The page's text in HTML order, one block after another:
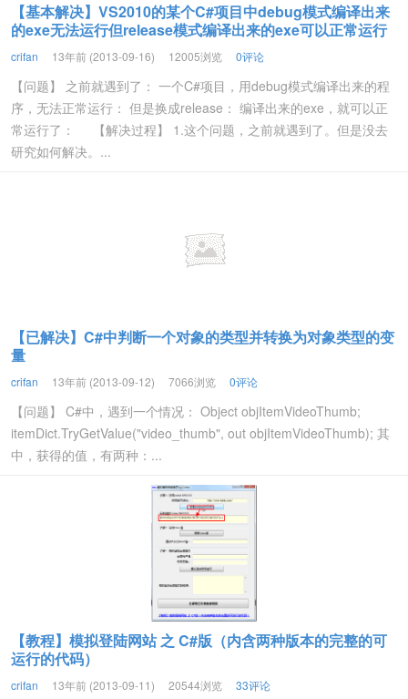
【基本解决】VS2010的某个C#项目中debug模式编译出来
的exe无法运行但release模式编译出来的exe可以正常运行
crifan 13年前 (2013-09-16) 12005浏览 0评论
【问题】 之前就遇到了： 一个C#项目，用debug模式编译出来的程
序，无法正常运行： 但是换成release： 编译出来的exe，就可以正
常运行了： 【解决过程】 1.这个问题，之前就遇到了。但是没去
研究如何解决。...
【已解决】C#中判断一个对象的类型并转换为对象类型的变
量
crifan 13年前 (2013-09-12) 7066浏览 0评论
【问题】 C#中，遇到一个情况： Object objItemVideoThumb;
itemDict.TryGetValue("video_thumb", out objItemVideoThumb); 其
中，获得的值，有两种：...
【教程】模拟登陆网站 之 C#版（内含两种版本的完整的可
运行的代码）
crifan 13年前 (2013-09-11) 20544浏览 33评论